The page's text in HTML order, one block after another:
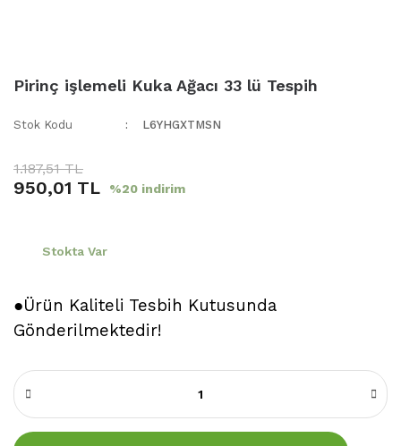
Pirinç işlemeli Kuka Ağacı 33 lü Tespih
Stok Kodu L6YHGXTMSN
1.187,51 TL
950,01 TL %20 indirim
Stokta Var
●Ürün Kaliteli Tesbih Kutusunda
Gönderilmektedir!